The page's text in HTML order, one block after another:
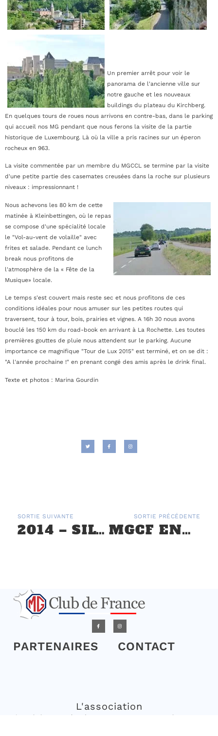
Un premier arrêt pour voir le
panorama de l'ancienne ville sur
notre gauche et les nouveaux
buildings du plateau du Kirchberg.
En quelques tours de roues nous arrivons en contre-bas, dans le parking
qui accueil nos MG pendant que nous ferons la visite de la partie
historique de Luxembourg. Là où la ville a pris racines sur un éperon
rocheux en 963.
La visite commentée par un membre du MGCCL se termine par la visite
d'une petite partie des casemates creusées dans la roche sur plusieurs
niveaux : impressionnant !
Nous achevons les 80 km de cette
matinée à Kleinbettingen, où le repas
se compose d'une spécialité locale
le "Vol-au-vent de volaille" avec
frites et salade. Pendant ce lunch
break nous profitons de
l'atmosphère de la « Fête de la
Musique» locale.
Le temps s'est couvert mais reste sec et nous profitons de ces
conditions idéales pour nous amuser sur les petites routes qui
traversent, tour à tour, bois, prairies et vignes. A 16h 30 nous avons
bouclé les 150 km du road-book en arrivant à La Rochette. Les toutes
premières gouttes de pluie nous attendent sur le parking. Aucune
importance ce magnifique "Tour de Lux 2015" est terminé, et on se dit :
"A l'année prochaine !" en prenant congé des amis après le drink final.
Texte et photos : Marina Gourdin
SORTIE SUIVANTE
2014 – SILVERSTONE – WE DU 21 ET 22 JUIN
SORTIE PRÉCÉDENTE
MGCF ENTRE FORTS ET CHÂTEAUX – RÉGION ILE DE FRANCE – 19 MARS
PARTENAIRES CONTACT
L'association
L’association a pour but de regrouper en France un maximum